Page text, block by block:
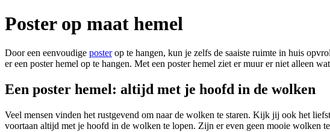
Poster op maat hemel
Door een eenvoudige posterop te hangen, kun je zelfs de saaiste ruimte in huis
er een poster hemel op te hangen. Met een poster hemel ziet er muur er niet alleen
Een poster hemel: altijd met je hoofd in de wolken
Veel mensen vinden het rustgevend om naar de wolken te staren. Kijk jij ook het
voortaan altijd met je hoofd in de wolken te lopen. Zijn er even geen mooie wolken